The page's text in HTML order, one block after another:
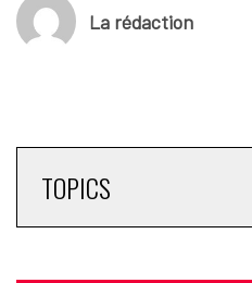
La rédaction
TOPICS